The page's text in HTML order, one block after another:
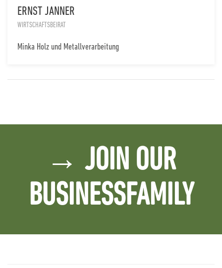
ERNST JANNER
WIRTSCHAFTSBEIRAT
Minka Holz und Metallverarbeitung
→ JOIN OUR
BUSINESSFAMILY